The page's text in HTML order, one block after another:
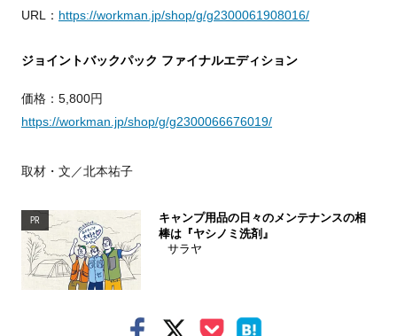
URL： https://workman.jp/shop/g/g2300061908016/
ジョイントバックパック ファイナルエディション
価格：5,800円
https://workman.jp/shop/g/g2300066676019/
取材・文／北本祐子
PR
キャンプ用品の日々のメンテナンスの相
棒は『ヤシノミ洗剤』
サラヤ